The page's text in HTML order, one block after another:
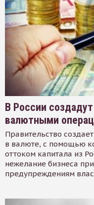
В России
валютными
Правительство
в валюте, с помощью
оттоком капитала из
нежелание бизнеса
предупреждениям